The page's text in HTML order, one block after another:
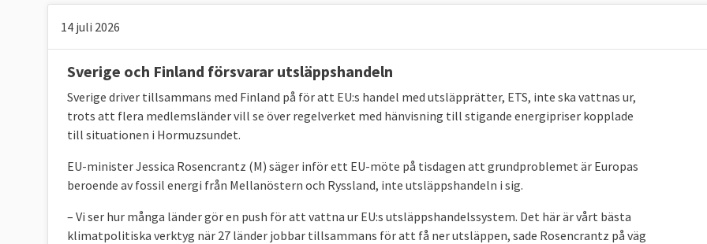
Den höga graden av enighet står i kontrast till mediabilden som ibland rapporterar om stora
konflikter och oenighet i EU-politiken. Därmed inte sagt att det inte bråkas i svensk EU-politik,
här.
Sverige röstar nästan alltid ja till EU-lagar
Mellan 2014 och 2023 antog EU-ländernas regeringar i ministerrådet 734 lagar. EU-ländernas
regeringar, var oavsett politisk färg, nästan alltid överens om nya EU-lagar. Sverige röstade nej 14
gånger – knappt 2 procent av lagarna. I nästan 98 procent av omröstningarna i EU röstade Sverige,
efter beslut i riksdagens EU-nämnd, ja till nya EU-lagar. Läsmer om undersökningen.
14 juli 2026
Sverige och Finland försvarar utsläppshandeln
Sverige driver tillsammans med Finland på för att EU:s handel med utsläpprätter, ETS, inte ska vattnas ur,
trots att flera medlemsländer vill se över regelverket med hänvisning till stigande energipriser kopplade
till situationen i Hormuzsundet.
EU-minister Jessica Rosencrantz (M) säger inför ett EU-möte på tisdagen att grundproblemet är Europas
beroende av fossil energi från Mellanöstern och Ryssland, inte utsläppshandeln i sig.
– Vi ser hur många länder gör en push för att vattna ur EU:s utsläppshandelssystem. Det här är vårt bästa
klimatpolitiska verktyg när 27 länder jobbar tillsammans för att få ner utsläppen, sade Rosencrantz på väg